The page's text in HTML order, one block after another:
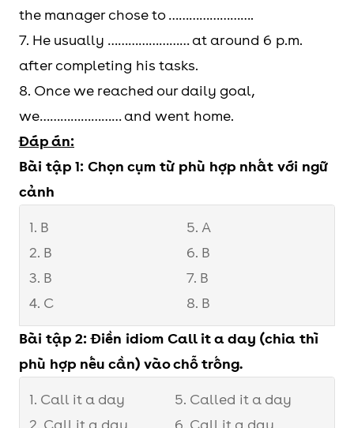
the manager chose to …………………….
7. He usually …………………… at around 6 p.m.
after completing his tasks.
8. Once we reached our daily goal,
we…………………… and went home.
Đáp án:
Bài tập 1: Chọn cụm từ phù hợp nhất với ngữ
cảnh
1. B
2. B
3. B
4. C
5. A
6. B
7. B
8. B
Bài tập 2: Điền idiom Call it a day (chia thì
phù hợp nếu cần) vào chỗ trống.
1. Call it a day
5. Called it a day